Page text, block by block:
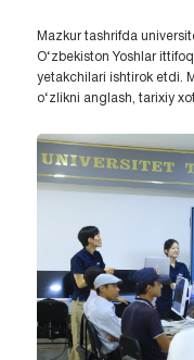
Mazkur tashrifda
O‘zbekiston Yoshlar
yetakchilari ishtirok etdi.
o‘zlikni anglash, tarixiy